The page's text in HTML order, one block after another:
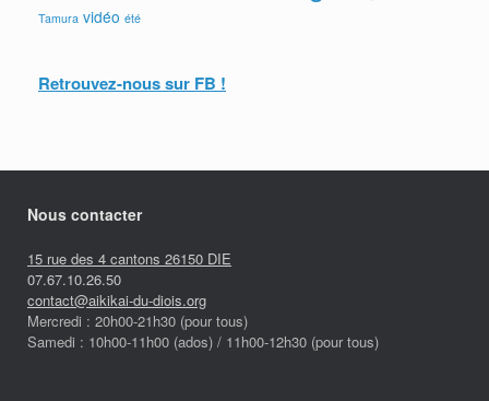
Tamura vidéo été
Retrouvez-nous sur FB !
Nous contacter
15 rue des 4 cantons 26150 DIE
07.67.10.26.50
contact@aikikai-du-diois.org
Mercredi : 20h00-21h30 (pour tous)
Samedi : 10h00-11h00 (ados) / 11h00-12h30 (pour tous)